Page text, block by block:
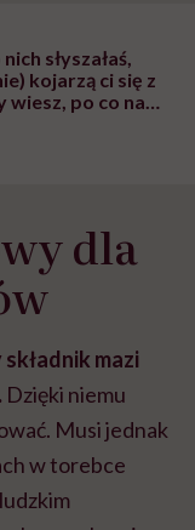
słyszałaś,
kojarzą ci się z
wiesz, po co nam
dla
mazi
Dzięki niemu
Musi jednak
w torebce